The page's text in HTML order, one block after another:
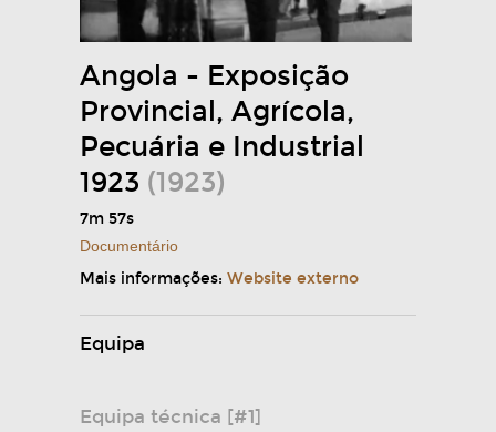
Angola - Exposição
Provincial, Agrícola,
Pecuária e Industrial
1923 (1923)
7m 57s
Documentário
Mais informações: Website externo
Equipa
Equipa técnica [#1]